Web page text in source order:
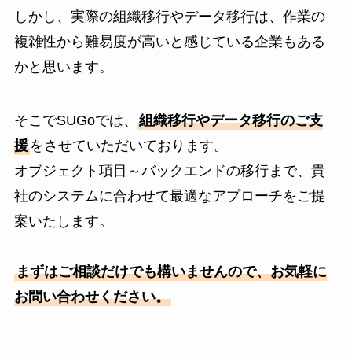
しかし、実際の組織移行やデータ移行は、作業の
複雑性から難易度が高いと感じている企業もある
かと思います。
そこでSUGoでは、 組織移行やデータ移行のご支
援をさせていただいております。
オブジェクト項目～バックエンドの移行まで、貴
社のシステムに合わせて最適なアプローチをご提
案いたします。
まずはご相談だけでも構いませんので、お気軽に
お問い合わせください。